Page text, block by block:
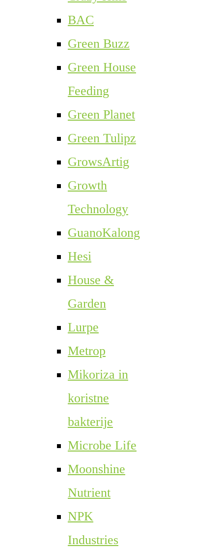
BAC
Green Buzz
Green House
Feeding
Green Planet
Green Tulipz
GrowsArtig
Growth
Technology
GuanoKalong
Hesi
House &
Garden
Lurpe
Metrop
Mikoriza in
koristne
bakterije
Microbe Life
Moonshine
Nutrient
NPK
Industries